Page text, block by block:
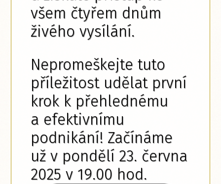
všem čtyřem dnům
živého vysílání.
Nepromeškejte tuto
příležitost udělat první
krok k přehlednému
a efektivnímu
podnikání! Začínáme
už v pondělí 23. června
2025 v 19.00 hod.